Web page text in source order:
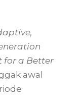
for a Better
awal